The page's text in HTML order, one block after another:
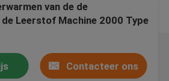
van de de
Leerstof Machine 2000 Type
Contacteer ons